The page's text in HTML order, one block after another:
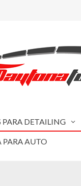
PARA DETAILING
PARA AUTO